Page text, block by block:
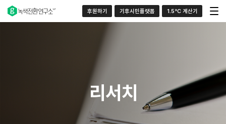
후원하기 기후시민플랫폼 1.5°C 계산기
리서치